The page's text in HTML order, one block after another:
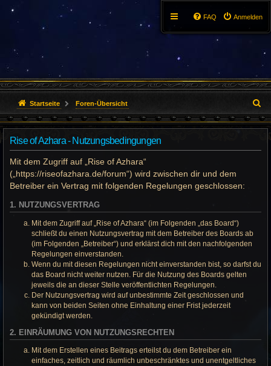
Anmelden
FAQ
Startseite Foren-Übersicht
u
Rise of Azhara - Nutzungsbedingungen
Mit dem Zugriff auf „Rise of Azhara“
(„https://riseofazhara.de/forum“) wird zwischen dir und dem
Betreiber ein Vertrag mit folgenden Regelungen geschlossen:
1. NUTZUNGSVERTRAG
Mit dem Zugriff auf „Rise of Azhara“ (im Folgenden „das Board“)
schließt du einen Nutzungsvertrag mit dem Betreiber des Boards ab
(im Folgenden „Betreiber“) und erklärst dich mit den nachfolgenden
Regelungen einverstanden.
Wenn du mit diesen Regelungen nicht einverstanden bist, so darfst du
das Board nicht weiter nutzen. Für die Nutzung des Boards gelten
jeweils die an dieser Stelle veröffentlichten Regelungen.
Der Nutzungsvertrag wird auf unbestimmte Zeit geschlossen und
kann von beiden Seiten ohne Einhaltung einer Frist jederzeit
gekündigt werden.
2. EINRÄUMUNG VON NUTZUNGSRECHTEN
Mit dem Erstellen eines Beitrags erteilst du dem Betreiber ein
einfaches, zeitlich und räumlich unbeschränktes und unentgeltliches